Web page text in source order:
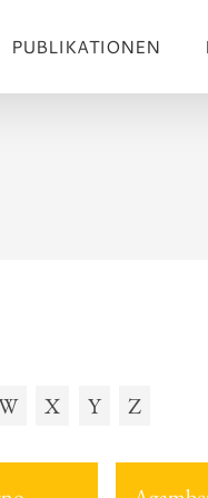
PUBLIKATIONEN
X Y Z